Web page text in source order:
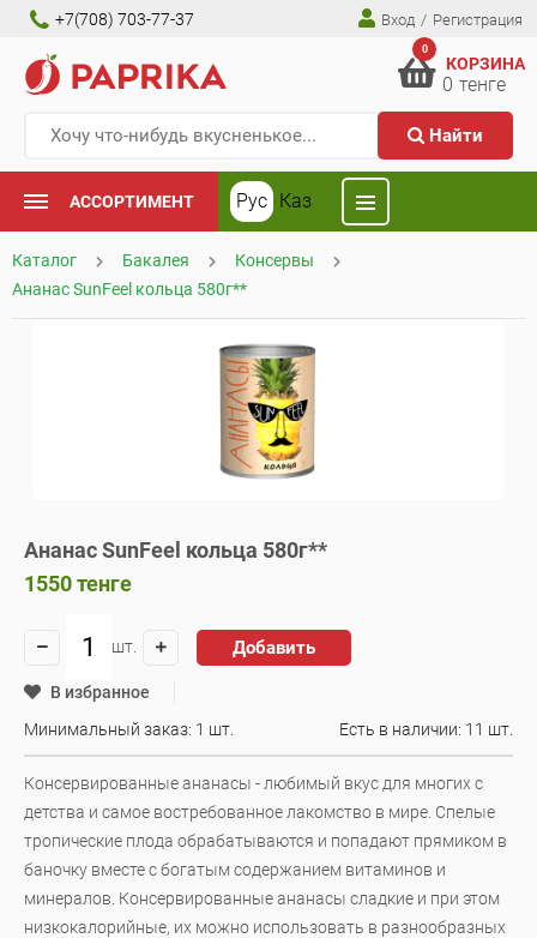
+7(708) 703-77-37 Вход / Регистрация
Найти
0
КОРЗИНА
0 тенге
АССОРТИМЕНТ Рус Каз
Каталог Бакалея
Консервы
Ананас SunFeel кольца 580г**
Ананас SunFeel кольца 580г**
1550тенге
шт. Добавить
В избранное
Минимальный заказ: 1 шт.
Есть в наличии: 11 шт.
Консервированные ананасы - любимый вкус для многих с
детства и самое востребованное лакомство в мире. Спелые
тропические плода обрабатываются и попадают прямиком в
баночку вместе с богатым содержанием витаминов и
минералов. Консервированные ананасы сладкие и при этом
низкокалорийные, их можно использовать в разнообразных